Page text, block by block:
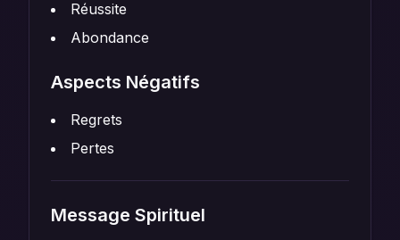
Réussite
Abondance
Aspects Négatifs
Regrets
Pertes
Message Spirituel